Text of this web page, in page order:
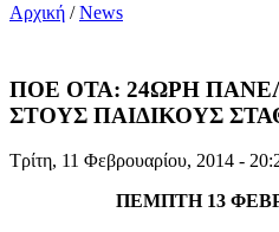
Αρχική /News
ΠΟΕ ΟΤΑ: 24ΩΡΗ
ΣΤΟΥΣ ΠΑΙΔΙΚΟΥΣ
Τρίτη, 11 Φεβρουαρίου, 2014 -
ΠΕΜΠΤΗ 13